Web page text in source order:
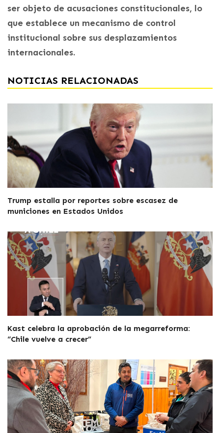
ser objeto de acusaciones constitucionales, lo
que establece un mecanismo de control
institucional sobre sus desplazamientos
internacionales.
NOTICIAS RELACIONADAS
Trump estalla por reportes sobre escasez de
municiones en Estados Unidos
Kast celebra la aprobación de la megarreforma:
“Chile vuelve a crecer”